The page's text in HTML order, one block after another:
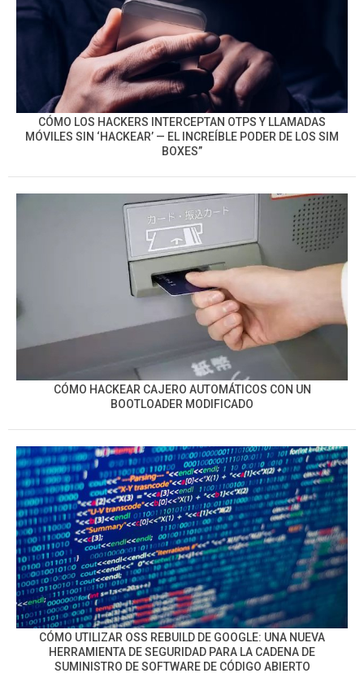
CÓMO LOS HACKERS INTERCEPTAN OTPS Y LLAMADAS
MÓVILES SIN ‘HACKEAR’ — EL INCREÍBLE PODER DE LOS SIM
BOXES”
CÓMO HACKEAR CAJERO AUTOMÁTICOS CON UN
BOOTLOADER MODIFICADO
CÓMO UTILIZAR OSS REBUILD DE GOOGLE: UNA NUEVA
HERRAMIENTA DE SEGURIDAD PARA LA CADENA DE
SUMINISTRO DE SOFTWARE DE CÓDIGO ABIERTO